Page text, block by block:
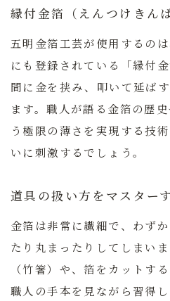
縁付金箔（えんつけきん
五明金箔工芸が使用するの
にも登録されている「縁付
間に金を挟み、叩いて延ば
ます。職人が語る金箔の歴
う極限の薄さを実現する技
いに刺激するでしょう。
道具の扱い方をマスター
金箔は非常に繊細で、わず
たり丸まったりしてしまい
（竹箸）や、箔をカットす
職人の手本を見ながら習得し